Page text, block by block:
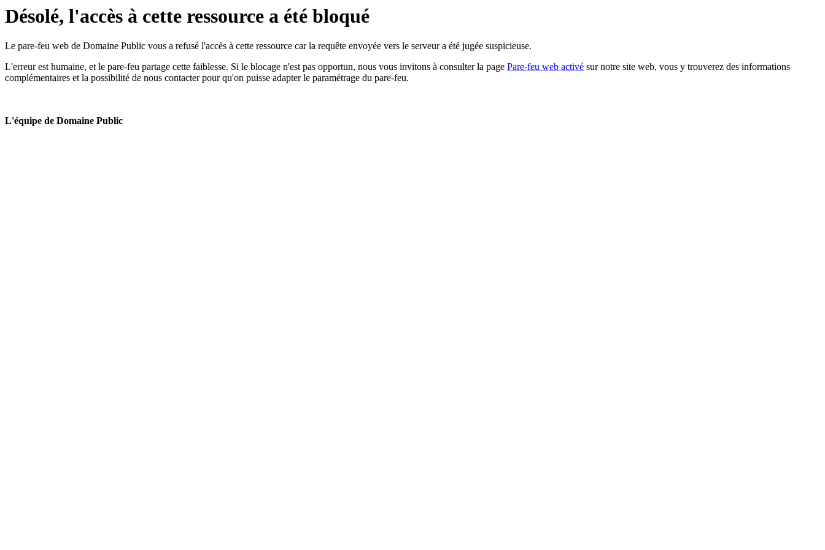
Désolé, l'accès à cette ressource a été bloqué
Le pare-feu web de Domaine Public vous a refusé l'accès à cette ressource car la requête envoyée vers le serveur a été jugée suspicieuse.
L'erreur est humaine, et le pare-feu partage cette faiblesse. Si le blocage n'est pas opportun, nous vous invitons à consulter la page Pare-feu web activé sur notre site web, vous y trouverez des informations
complémentaires et la possibilité de nous contacter pour qu'on puisse adapter le paramétrage du pare-feu.
L'équipe de Domaine Public